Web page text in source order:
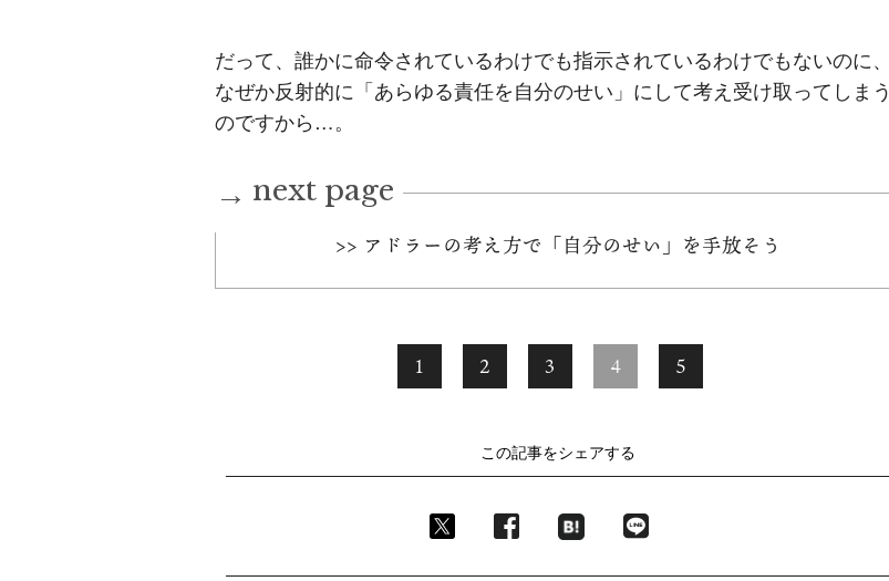
だって、誰かに命令されているわけでも指示されているわけでもないのに、
なぜか反射的に「あらゆる責任を自分のせい」にして考え受け取ってしまう
のですから…。
→ next page
>> アドラーの考え方で「自分のせい」を手放そう
1 2 3 4 5
この記事をシェアする